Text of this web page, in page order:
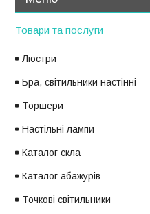
Товари та послуги
Люстри
Бра, світильники настінні
Торшери
Настільні лампи
Каталог скла
Каталог абажурів
Точкові світильники